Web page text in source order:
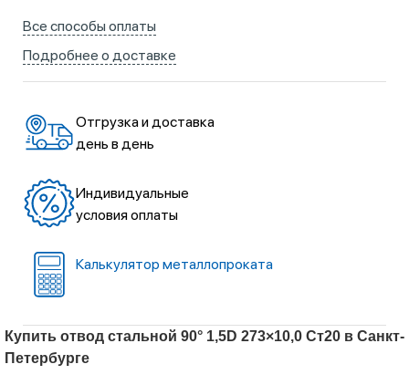
Все способы оплаты
Подробнее о доставке
Отгрузка и доставка
день в день
Индивидуальные
условия оплаты
Калькулятор металлопроката
Купить отвод стальной 90° 1,5D 273×10,0 Ст20 в Санкт-
Петербурге